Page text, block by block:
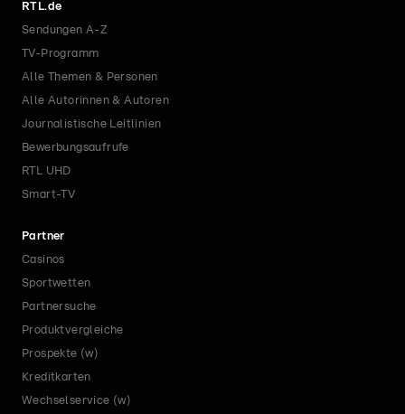
RTL.de
Sendungen A-Z
TV-Programm
Alle Themen & Personen
Alle Autorinnen & Autoren
Journalistische Leitlinien
Bewerbungsaufrufe
RTL UHD
Smart-TV
Partner
Casinos
Sportwetten
Partnersuche
Produktvergleiche
Prospekte (w)
Kreditkarten
Wechselservice (w)